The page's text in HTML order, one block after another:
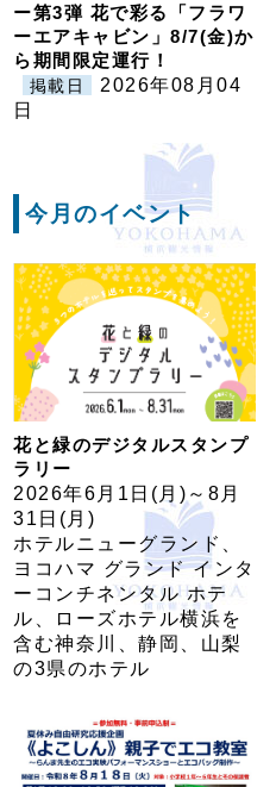
ー第3弾 花で彩る「フラワ
ーエアキャビン」8/7(金)か
ら期間限定運行！
掲載日
2026年08月04
日
今月のイベント
花と緑のデジタルスタンプ
ラリー
2026年6月1日(月)～8月
31日(月)
ホテルニューグランド、
ヨコハマ グランド インタ
ーコンチネンタル ホテ
ル、ローズホテル横浜を
含む神奈川、静岡、山梨
の3県のホテル